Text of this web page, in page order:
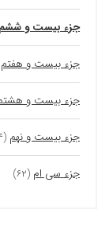
جزء بیست و ششم
جزء بیست و هفتم
جزء بیست و
جزء بیست و نهم (۴۴)
جزء سی ام (۶۲)